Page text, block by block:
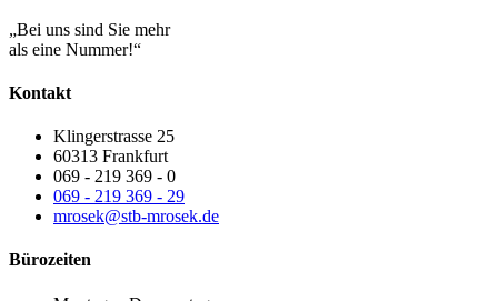
„Bei uns sind Sie mehr
als eine Nummer!“
Kontakt
Klingerstrasse 25
60313 Frankfurt
069 - 219 369 - 0
069 - 219 369 - 29
mrosek@stb-mrosek.de
Bürozeiten